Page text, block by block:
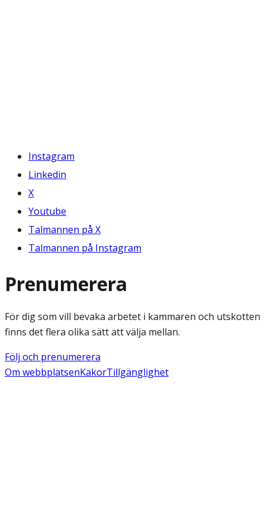
Instagram
Linkedin
X
Youtube
Talmannen på X
Talmannen på Instagram
Prenumerera
För dig som vill bevaka arbetet i kammaren och utskotten
finns det flera olika sätt att välja mellan.
Följ och prenumerera
Om webbplatsenKakorTillgänglighet